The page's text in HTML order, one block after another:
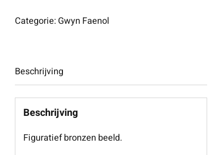
13
Categorie:Gwyn Faenol
Beschrijving
Beschrijving
Figuratief bronzen beeld.